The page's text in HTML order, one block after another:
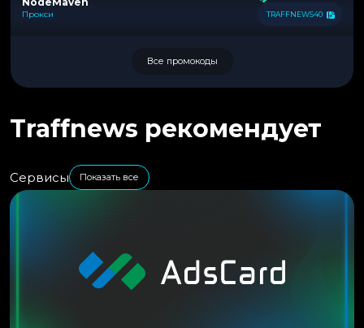
Прокси TRAFFNEWS40
Все промокоды
Traffnews рекомендует
Сервисы Показать все